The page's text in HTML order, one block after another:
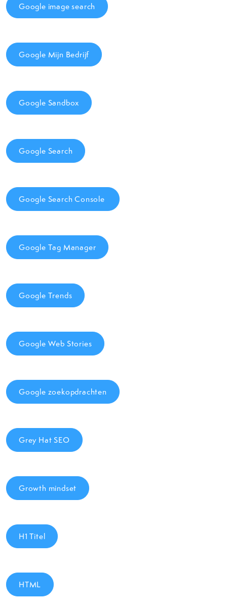
Google image search
Google Mijn Bedrijf
Google Sandbox
Google Search
Google Search Console
Google Tag Manager
Google Trends
Google Web Stories
Google zoekopdrachten
Grey Hat SEO
Growth mindset
H1 Titel
HTML